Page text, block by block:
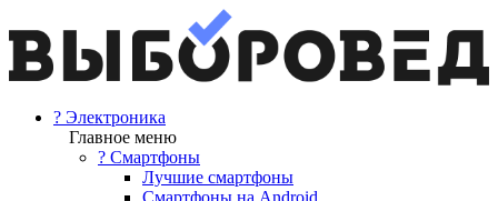
? Электроника
Главное меню
? Смартфоны
Лучшие смартфоны
Смартфоны на Android